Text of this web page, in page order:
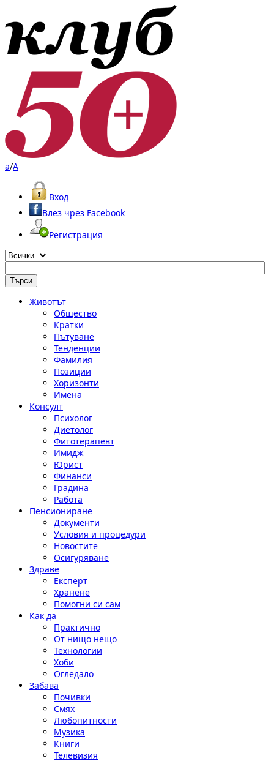
a/A
Вход
Влез чрез Facebook
Регистрация
Животът
Общество
Кратки
Пътуване
Тенденции
Фамилия
Позиции
Хоризонти
Имена
Консулт
Психолог
Диетолог
Фитотерапевт
Имидж
Юрист
Финанси
Градина
Работа
Пенсиониране
Документи
Условия и процедури
Новостите
Осигуряване
Здраве
Експерт
Хранене
Помогни си сам
Как да
Практично
От нищо нещо
Технологии
Хоби
Огледало
Забава
Почивки
Смях
Любопитности
Музика
Книги
Телевизия